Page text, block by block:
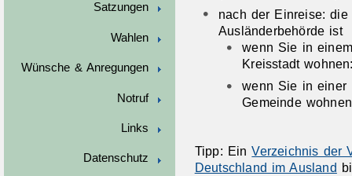
Satzungen
Wahlen
Wünsche & Anregungen
Notruf
Links
Datenschutz
nach der Einreise: die
Ausländerbehörde ist
wenn Sie in
Kreisstadt
wenn Sie in einer
Gemeinde
Tipp: EinVerzeichnis der
Deutschland im Ausland